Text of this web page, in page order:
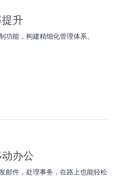
升
功能，构建精细化管理体系。
办公
邮件，处理事务，在路上也能轻松